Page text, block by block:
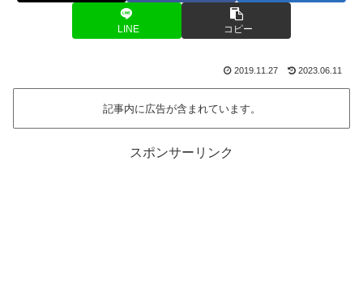
LINE コピー
2019.11.27 2023.06.11
記事内に広告が含まれています。
スポンサーリンク